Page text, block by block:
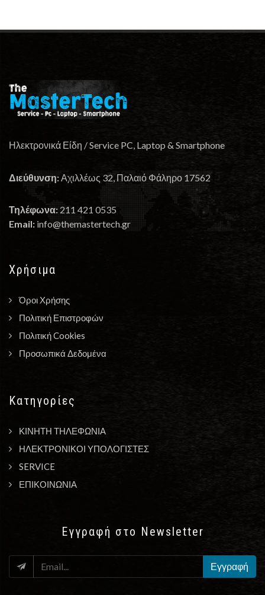
Ηλεκτρονικά Είδη / Service PC, Laptop & Smartphone
Διεύθυνση:Αχιλλέως 32, Παλαιό Φάληρο 17562
Τηλέφωνα: 211 421 0535
Email: info@themastertech.gr
Χρήσιμα
Όροι Χρήσης
Πολιτική Επιστροφών
Πολιτική Cookies
Προσωπικά Δεδομένα
Κατηγορίες
ΚΙΝΗΤΗ ΤΗΛΕΦΩΝΙΑ
ΗΛΕΚΤΡΟΝΙΚΟΙ ΥΠΟΛΟΓΙΣΤΕΣ
SERVICE
ΕΠΙΚΟΙΝΩΝΙΑ
Εγγραφή στο Newsletter
EMAIL
Εγγραφή